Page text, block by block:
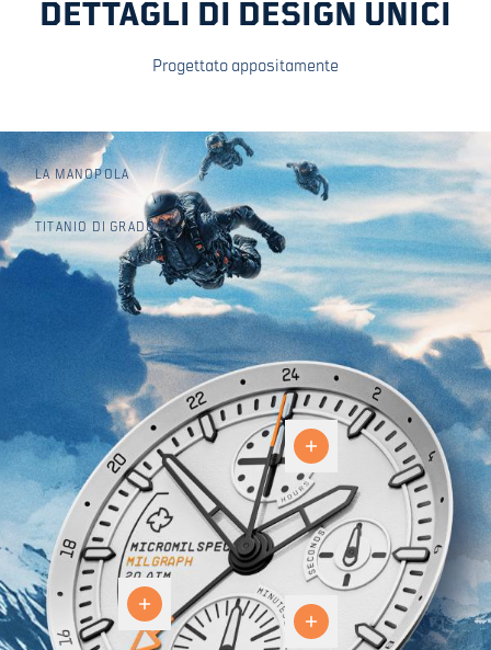
DETTAGLI DI DESIGN UNICI
Progettato appositamente
LA MANOPOLA
TITANIO DI GRADO 5
GMT
24
ore
Il
quadrante
Chrono